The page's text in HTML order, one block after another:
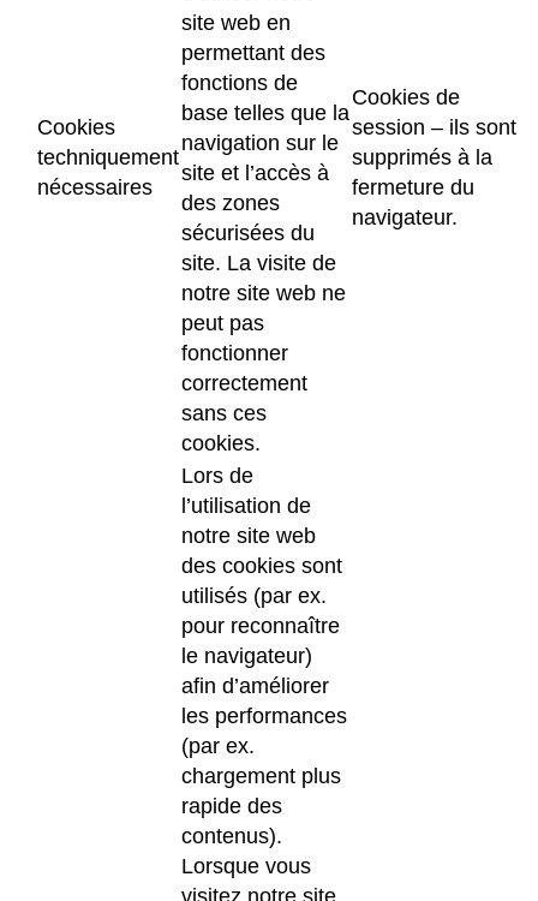
Cookies
techniquement
nécessaires
site web en
permettant des
fonctions de
base telles que la
navigation sur le
site et l’accès à
des zones
sécurisées du
site. La visite de
notre site web ne
peut pas
fonctionner
correctement
sans ces
cookies.
Cookies de
session – ils sont
supprimés à la
fermeture du
navigateur.
Lors de
l’utilisation de
notre site web
des cookies sont
utilisés (par ex.
pour reconnaître
le navigateur)
afin d’améliorer
les performances
(par ex.
chargement plus
rapide des
contenus).
Lorsque vous
visitez notre site